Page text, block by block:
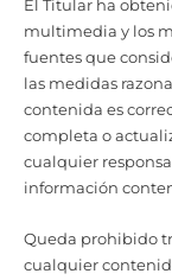
El Titular ha
multimedia y los
fuentes que
las medidas
contenida es
completa o
cualquier
información
Queda prohibido
cualquier